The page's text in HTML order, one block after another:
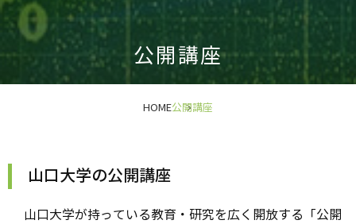
公開講座
HOME公開講座
山口大学の公開講座
山口大学が持っている教育・研究を広く開放する「公開